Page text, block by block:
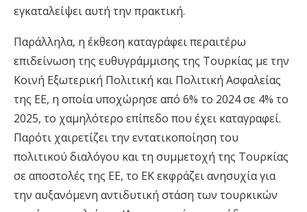
εγκαταλείψει αυτή την πρακτική.
Παράλληλα, η έκθεση καταγράφει περαιτέρω
επιδείνωση της ευθυγράμμισης της Τουρκίας με την
Κοινή Εξωτερική Πολιτική και Πολιτική Ασφαλείας
της ΕΕ, η οποία υποχώρησε από 6% το 2024 σε 4% το
2025, το χαμηλότερο επίπεδο που έχει καταγραφεί.
Παρότι χαιρετίζει την εντατικοποίηση του
πολιτικού διαλόγου και τη συμμετοχή της Τουρκίας
σε αποστολές της ΕΕ, το ΕΚ εκφράζει ανησυχία για
την αυξανόμενη αντιδυτική στάση των τουρκικών